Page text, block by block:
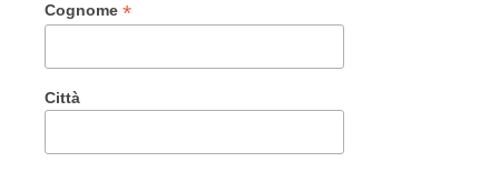
Cognome *
Città